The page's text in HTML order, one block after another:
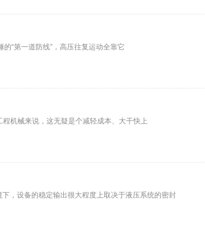
“第一道防线”，高压往复运动全靠它
机械来说，这无疑是个减轻成本、大干快上
，设备的稳定输出很大程度上取决于液压系统的密封